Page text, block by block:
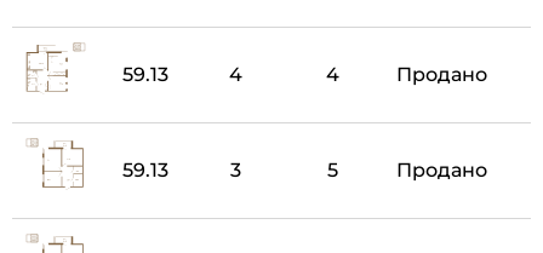
59.13 4 4 Продано
59.13 3 5 Продано